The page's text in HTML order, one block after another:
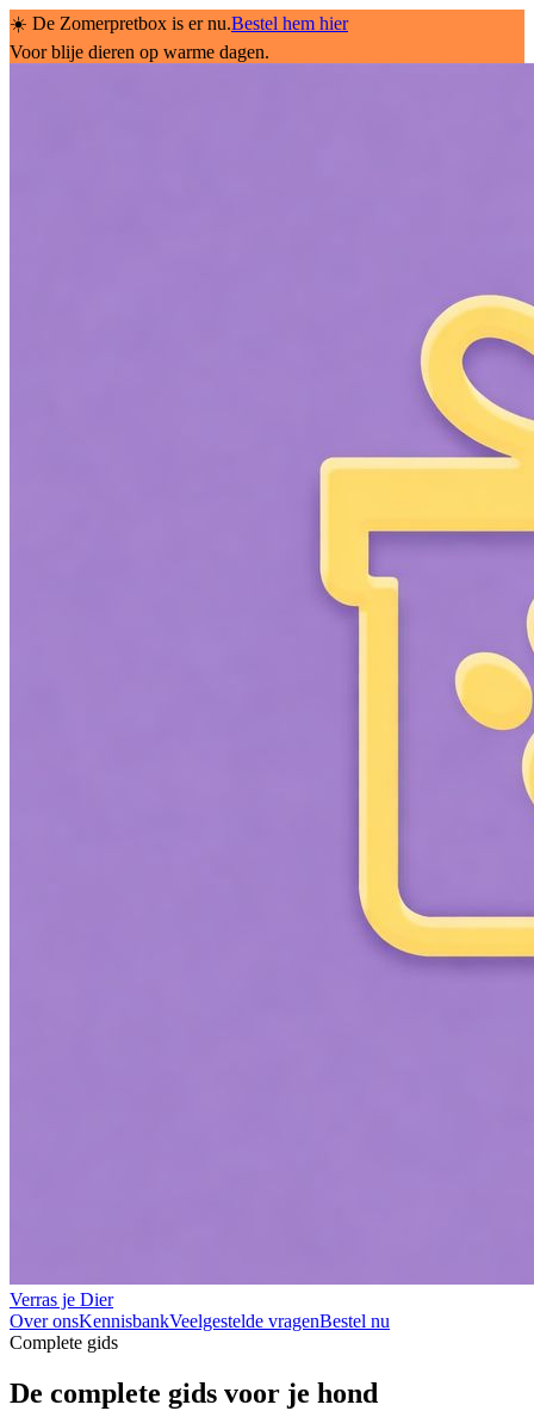
☀️ De Zomerpretbox is er nu.Bestel hem hier
Voor blije dieren op warme dagen.
Verras je Dier
Over onsKennisbankVeelgestelde vragenBestel nu
Complete gids
De complete gids voor je hond